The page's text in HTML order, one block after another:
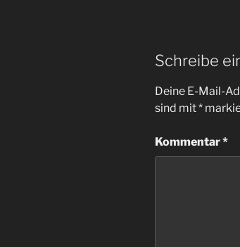
Schreibe
Deine E-Mail-
sind mit*
Kommentar*